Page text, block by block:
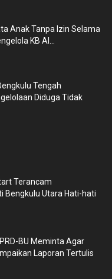
Anak Tanpa Izin Selama
KB Al...
Tengah
Diduga Tidak
Terancam
Bengkulu Utara Hati-hati
BU Meminta Agar
Laporan Tertulis